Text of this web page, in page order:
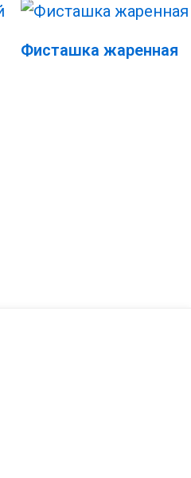
Фисташка жаренная